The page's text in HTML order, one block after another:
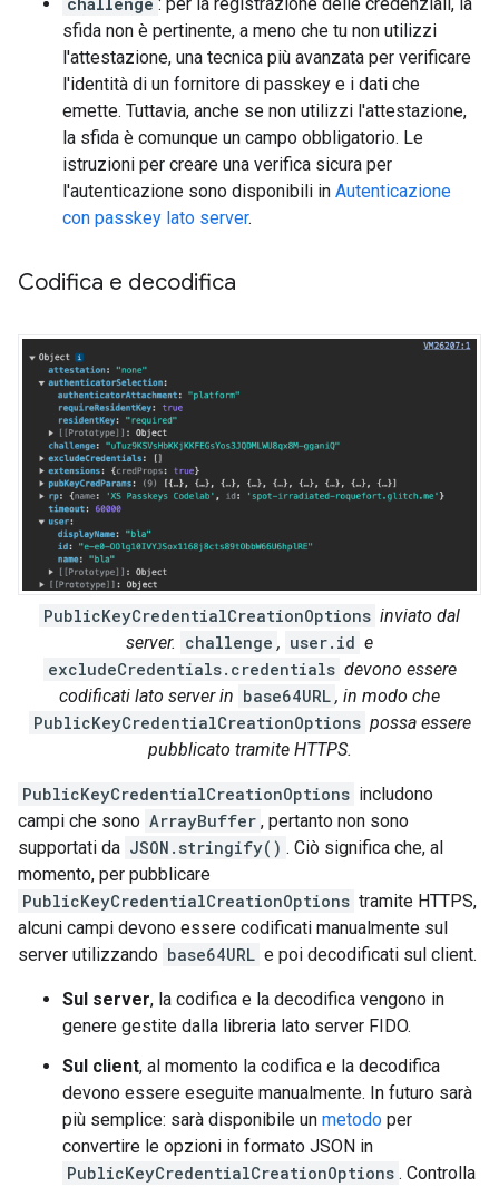
challenge : per la registrazione delle credenziali, la
sfida non è pertinente, a meno che tu non utilizzi
l'attestazione, una tecnica più avanzata per verificare
l'identità di un fornitore di passkey e i dati che
emette. Tuttavia, anche se non utilizzi l'attestazione,
la sfida è comunque un campo obbligatorio. Le
istruzioni per creare una verifica sicura per
l'autenticazione sono disponibili in Autenticazione
con passkey lato server.
Codifica e decodifica
PublicKeyCredentialCreationOptions inviato dal
server. challenge , user.id e
excludeCredentials.credentials devono essere
codificati lato server in base64URL , in modo che
PublicKeyCredentialCreationOptions possa essere
pubblicato tramite HTTPS.
PublicKeyCredentialCreationOptions includono
campi che sono ArrayBuffer , pertanto non sono
supportati da JSON.stringify() . Ciò significa che, al
momento, per pubblicare
PublicKeyCredentialCreationOptions tramite HTTPS,
alcuni campi devono essere codificati manualmente sul
server utilizzando base64URL e poi decodificati sul client.
Sul server, la codifica e la decodifica vengono in
genere gestite dalla libreria lato server FIDO.
Sul client, al momento la codifica e la decodifica
devono essere eseguite manualmente. In futuro sarà
più semplice: sarà disponibile un metodo per
convertire le opzioni in formato JSON in
PublicKeyCredentialCreationOptions . Controlla